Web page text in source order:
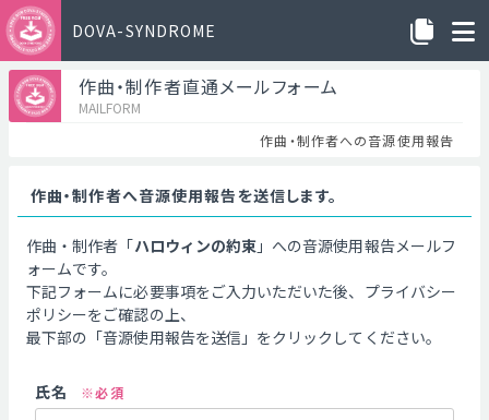
DOVA-SYNDROME
作曲・制作者直通メールフォーム
MAILFORM
作曲・制作者への音源使用報告
作曲・制作者へ音源使用報告を送信します。
作曲・制作者「ハロウィンの約束 」への音源使用報告メールフ
ォームです。
下記フォームに必要事項をご入力いただいた後、プライバシー
ポリシーをご確認の上、
最下部の「音源使用報告を送信」をクリックしてください。
氏名 ※必須